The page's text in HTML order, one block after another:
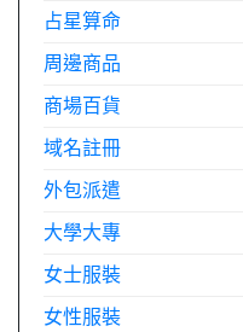
占星算命
周邊商品
商場百貨
域名註冊
外包派遣
大學大專
女士服裝
女性服裝